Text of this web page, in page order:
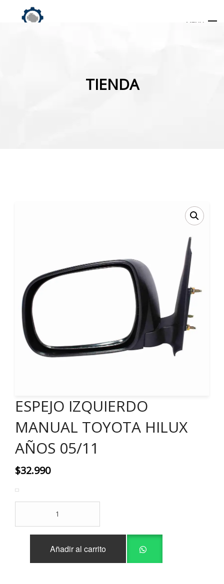
MENU
TIENDA
ESPEJO IZQUIERDO
MANUAL TOYOTA HILUX
AÑOS 05/11
$32.990
MANUAL
TOYOTA
Añadir al carrito